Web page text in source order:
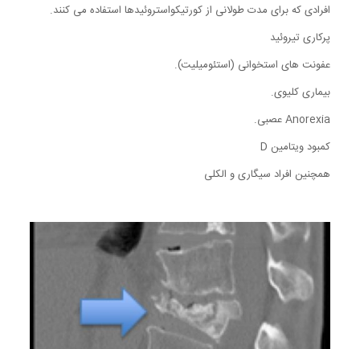
افرادی که برای مدت طولانی از کورتیکواستروئیدها استفاده می کنند.
پرکاری تیروئید
عفونت های استخوانی (استئومیلیت).
بیماری کلیوی.
Anorexia عصبی.
کمبود ویتامین D
همچنین افراد سیگاری و الکلی